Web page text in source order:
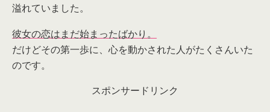
溢れていました。
彼女の恋はまだ始まったばかり。
だけどその第一歩に、心を動かされた人がたくさんいた
のです。
スポンサードリンク